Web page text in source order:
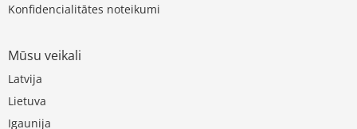
Konfidencialitātes noteikumi
Mūsu veikali
Latvija
Lietuva
Igaunija